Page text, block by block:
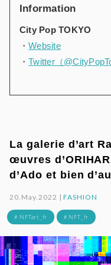
Information
City Pop TOKYO
・Website
・Twitter（
La galerie d’art
œuvres
d’Ado et bien
20.May.2022 |FASHION
# NFTart_fr # NFT_fr